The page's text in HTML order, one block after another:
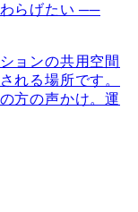
らげたい ──
ョンの共用空間
れる場所です。
方の声かけ。運